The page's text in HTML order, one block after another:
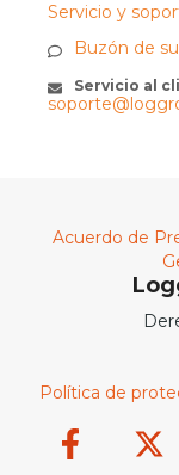
Servicio y
Buzón de
Servicio al
Acuerdo de
Política de